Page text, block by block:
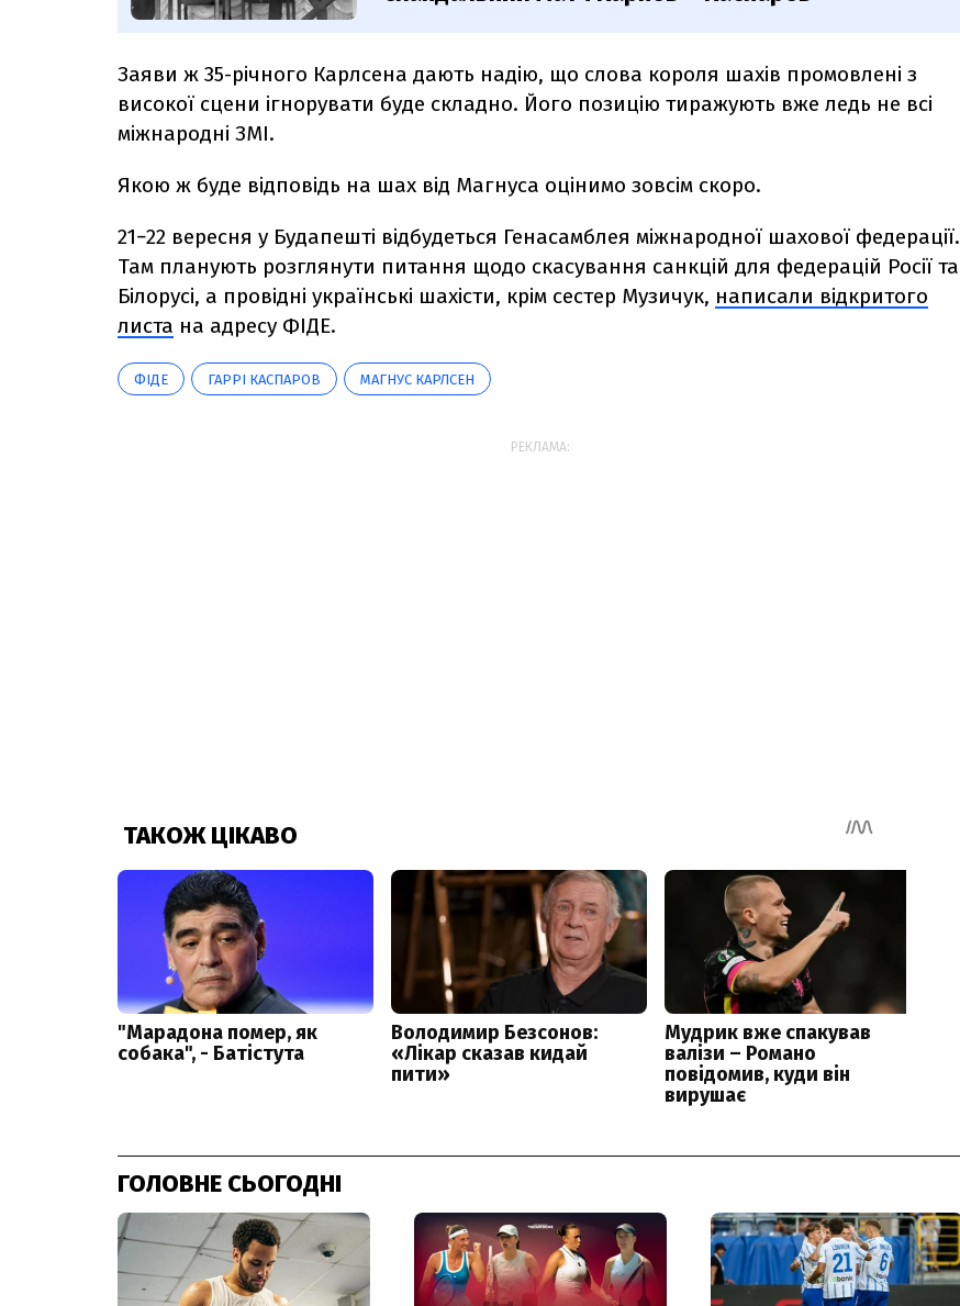
Заяви ж 35-річного Карлсена дають надію, що слова короля шахів промовлені з
високої сцени ігнорувати буде складно. Його позицію тиражують вже ледь не всі
міжнародні ЗМІ.
Якою ж буде відповідь на шах від Магнуса оцінимо зовсім скоро.
21−22 вересня у Будапешті відбудеться Генасамблея міжнародної шахової федерації.
Там планують розглянути питання щодо скасування санкцій для федерацій Росії та
Білорусі, а провідні українські шахісти, крім сестер Музичук, написали відкритого
листа на адресу ФІДЕ.
ФІДЕ ГАРРІ КАСПАРОВ МАГНУС КАРЛСЕН
РЕКЛАМА:
ГОЛОВНЕ СЬОГОДНІ